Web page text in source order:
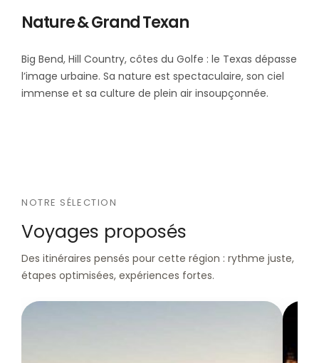
Nature & Grand Texan
Big Bend, Hill Country, côtes du Golfe : le Texas dépasse
l’image urbaine. Sa nature est spectaculaire, son ciel
immense et sa culture de plein air insoupçonnée.
NOTRE SÉLECTION
Voyages proposés
Des itinéraires pensés pour cette région : rythme juste,
étapes optimisées, expériences fortes.